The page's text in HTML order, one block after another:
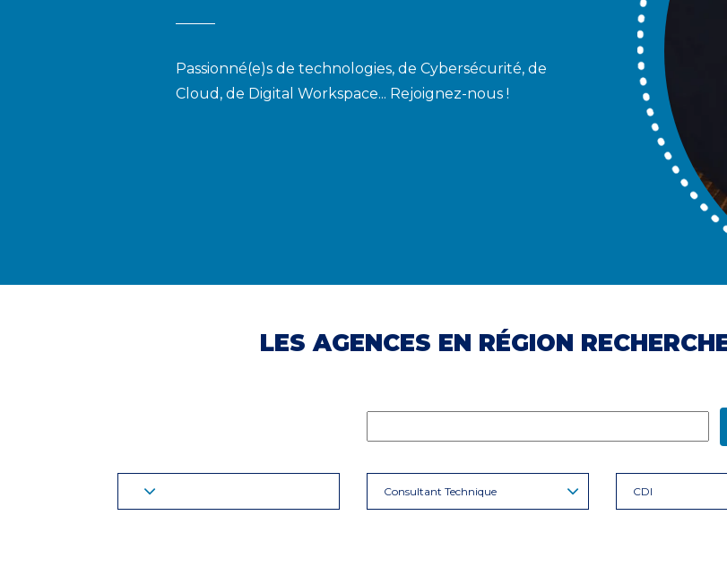
Passionné(e)s de technologies, de Cybersécurité, de
Cloud, de Digital Workspace... Rejoignez-nous !
LES AGENCES EN RÉGION
Consultant Technique CDI